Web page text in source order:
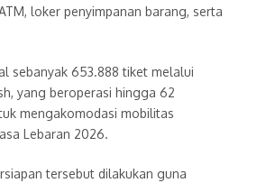
loker penyimpanan barang, serta
sebanyak 653.888 tiket melalui
yang beroperasi hingga 62
mengakomodasi mobilitas
Lebaran 2026.
tersebut dilakukan guna